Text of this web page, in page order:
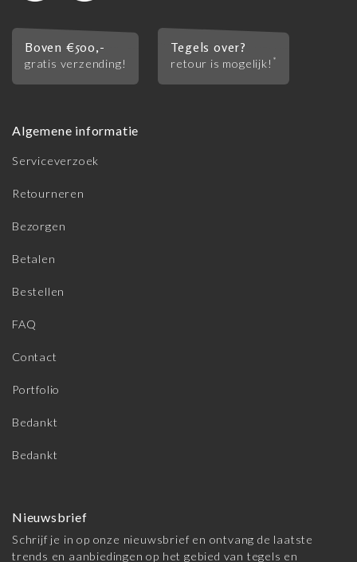
Boven €500,-
gratis verzending!
Tegels over?
retour is mogelijk! *
Algemene informatie
Serviceverzoek
Retourneren
Bezorgen
Betalen
Bestellen
FAQ
Contact
Portfolio
Bedankt
Bedankt
Nieuwsbrief
Schrijf je in op onze nieuwsbrief en ontvang de laatste
trends en aanbiedingen op het gebied van tegels en